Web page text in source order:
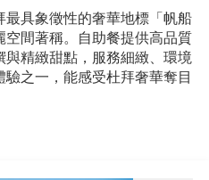
具象徵性的奢華地標「帆船
間著稱。自助餐提供高品質
精緻甜點，服務細緻、環境
之一，能感受杜拜奢華奪目